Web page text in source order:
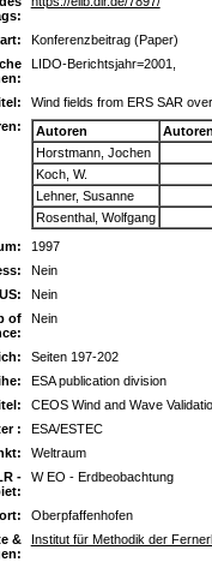
Konferenzbeitrag (Paper)
LIDO-Berichtsjahr=2001,
Wind fields from ERS SAR
Autoren
Horstmann, Jochen
Koch, W.
Lehner, Susanne
Rosenthal, Wolfgang
1997
Nein
Nein
of
Nein
Seiten 197-202
ESA publication division
CEOS Wind and Wave
:
ESA/ESTEC
Weltraum
-
W EO - Erdbeobachtung
Oberpfaffenhofen
&
Institut für Methodik der